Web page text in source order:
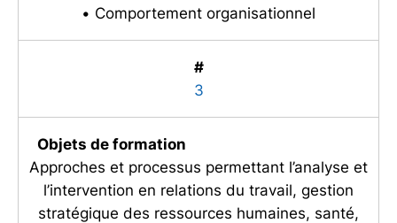
• Comportement organisationnel
#
3
Objets de formation
Approches et processus permettant l’analyse et
l’intervention en relations du travail, gestion
stratégique des ressources humaines, santé,